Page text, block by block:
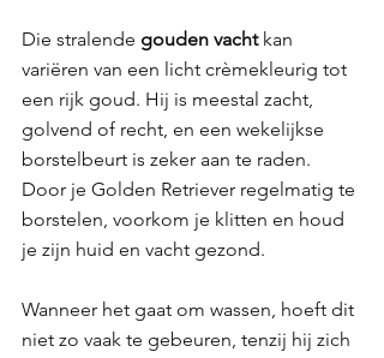
Die stralende gouden vacht kan
variëren van een licht crèmekleurig tot
een rijk goud. Hij is meestal zacht,
golvend of recht, en een wekelijkse
borstelbeurt is zeker aan te raden.
Door je Golden Retriever regelmatig te
borstelen, voorkom je klitten en houd
je zijn huid en vacht gezond.
Wanneer het gaat om wassen, hoeft dit
niet zo vaak te gebeuren, tenzij hij zich